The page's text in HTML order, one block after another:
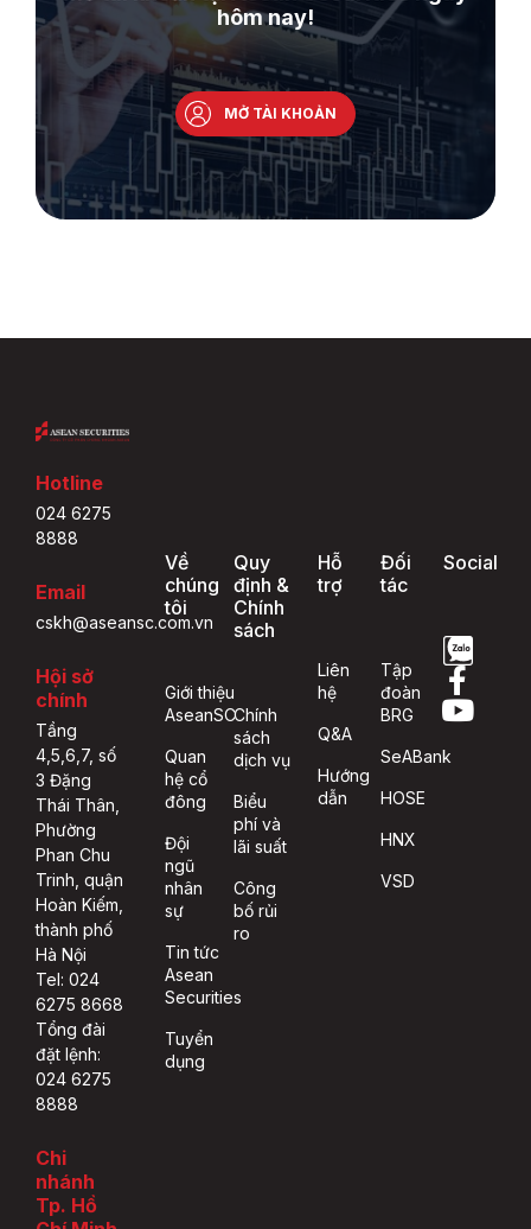
hôm nay!
MỞ TÀI KHOẢN
Hotline
024 6275
8888
Email
cskh@aseansc.com.vn
Hội sở
chính
Tầng
4,5,6,7, số
3 Đặng
Thái Thân,
Phường
Phan Chu
Trinh, quận
Hoàn Kiếm,
thành phố
Hà Nội
Tel: 024
6275 8668
Tổng đài
đặt lệnh:
024 6275
8888
Chi
nhánh
Tp. Hồ
Về
chúng
tôi
Giới thiệu
AseanSC
Quan
hệ cổ
đông
Đội
ngũ
nhân
sự
Tin tức
Asean
Securities
Tuyển
dụng
Quy
định &
Chính
sách
Chính
sách
dịch vụ
Biểu
phí và
lãi suất
Công
bố rủi
ro
Hỗ
trợ
Liên
hệ
Q&A
Hướng
dẫn
Đối
tác
Tập
đoàn
BRG
SeABank
HOSE
HNX
VSD
Social